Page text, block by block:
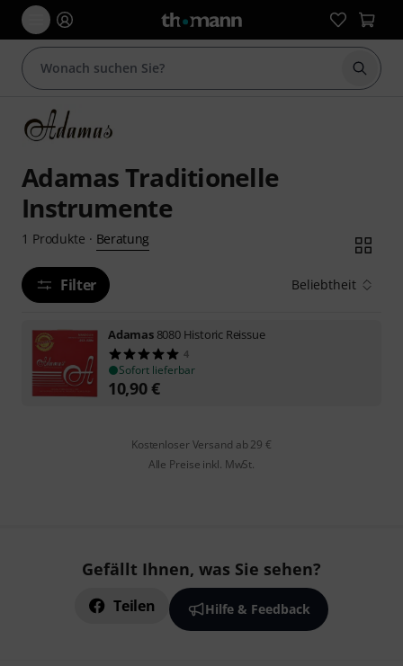
Suche
Adamas Traditionelle
Instrumente
1 Produkte · Beratung
Filter Beliebtheit
Adamas 8080 Historic Reissue
4
Sofort lieferbar
10,90€
Kostenloser Versand ab 29 €
Alle Preise inkl. MwSt.
Gefällt Ihnen, was Sie sehen?
Teilen Hilfe & Feedback